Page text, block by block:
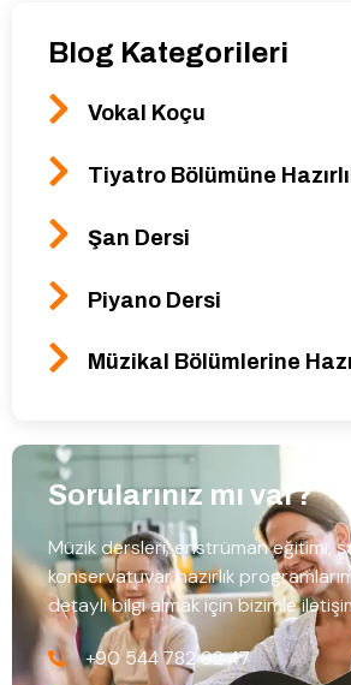
Blog Kategorileri
Vokal Koçu
Tiyatro Bölümüne
Şan Dersi
Piyano Dersi
Müzikal Bölümlerine
Sorularınız mı var?
Müzik dersleri, enstrüman eğitimi,
konservatuvar hazırlık
detaylı bilgi almak için bizimle
+90 544 782 92 47